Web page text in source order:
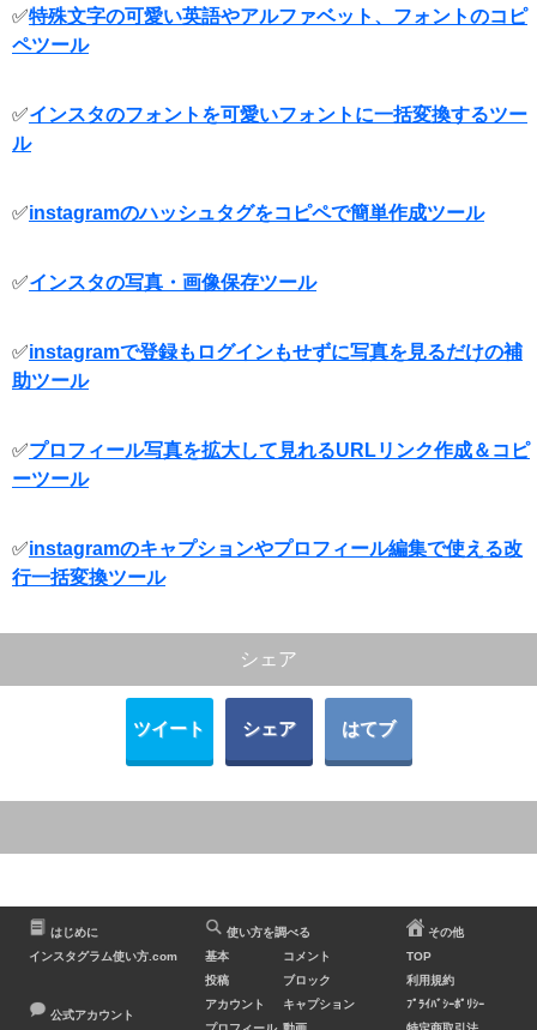
✅特殊文字の可愛い英語やアルファベット、フォントのコピ
ペツール
✅インスタのフォントを可愛いフォントに一括変換するツー
ル
✅instagramのハッシュタグをコピペで簡単作成ツール
✅インスタの写真・画像保存ツール
✅instagramで登録もログインもせずに写真を見るだけの補
助ツール
✅プロフィール写真を拡大して見れるURLリンク作成＆コピ
ーツール
✅instagramのキャプションやプロフィール編集で使える改
行一括変換ツール
シェア
ツイート シェア はてブ
はじめに
インスタグラム使い方.com
公式アカウント
使い方を調べる
基本
投稿
アカウント
コメント
ブロック
キャプション
その他
TOP
利用規約
ﾌﾟﾗｲﾊﾞｼｰﾎﾟﾘｼｰ